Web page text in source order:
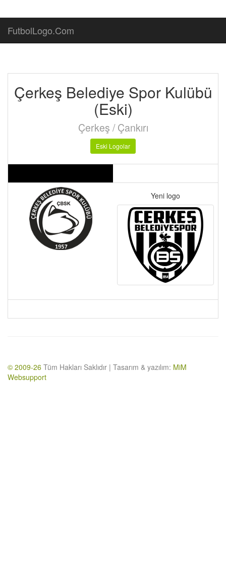
FutbolLogo.Com
Çerkeş Belediye Spor Kulübü
(Eski)
Çerkeş / Çankırı
Eski Logolar
Yeni logo
© 2009-26 Tüm Hakları Saklıdır | Tasarım & yazılım: MiM
Websupport